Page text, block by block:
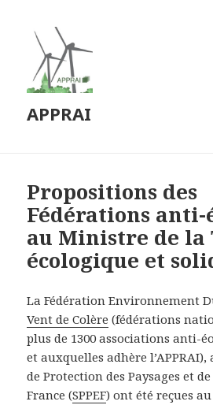
APPRAI
Propositions des
Fédérations anti-
au Ministre de
écologique et
La Fédération Environnement
Vent de Colère (fédérations
plus de 1300 associations anti-
et auxquelles adhère
de Protection des Paysages et
France (SPPEF) ont été reçues